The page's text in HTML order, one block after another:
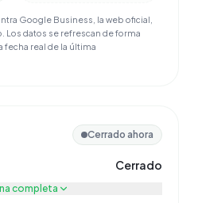
Google Business, la web oficial,
Los datos se refrescan de forma
fecha real de la última
Cerrado ahora
Cerrado
completa